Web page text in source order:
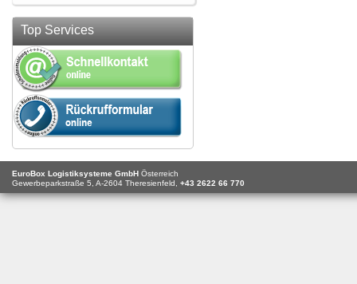
Top Services
EuroBox Logistiksysteme GmbH Österreich
Gewerbeparkstraße 5, A-2604 Theresienfeld, +43 2622 66 770